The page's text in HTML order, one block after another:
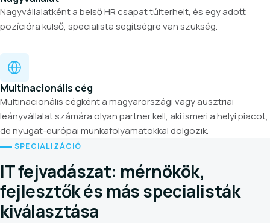
Nagyvállalatként a belső HR csapat túlterhelt, és egy adott
pozícióra külső, specialista segítségre van szükség.
Multinacionális cég
Multinacionális cégként a magyarországi vagy ausztriai
leányvállalat számára olyan partner kell, aki ismeri a helyi piacot,
de nyugat-európai munkafolyamatokkal dolgozik.
SPECIALIZÁCIÓ
IT fejvadászat: mérnökök,
fejlesztők és más specialisták
kiválasztása